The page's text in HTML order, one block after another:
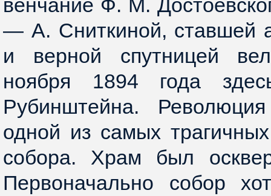
венчание Ф. М.
— А. Сниткиной, ставшей
и верной спутницей
ноября 1894 года
Рубинштейна.
одной из самых
собора. Храм был
Первоначально собор